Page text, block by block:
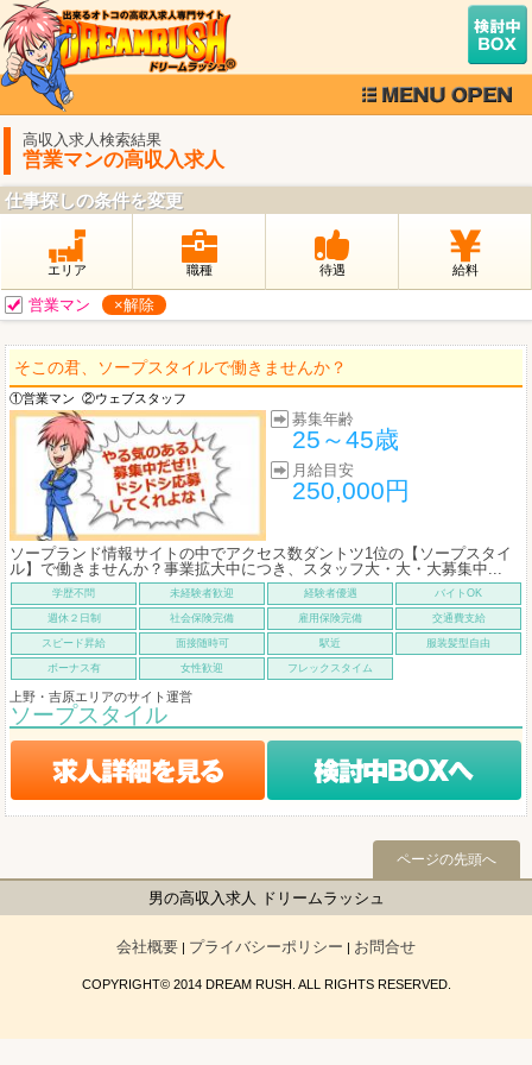
高収入求人検索結果
営業マンの高収入求人
仕事探しの条件を変更
エリア 職種 待遇 給料
営業マン ×解除
そこの君、ソープスタイルで働きませんか？
①営業マン ②ウェブスタッフ
募集年齢
25～45歳
月給目安
250,000円
ソープランド情報サイトの中でアクセス数ダントツ1位の【ソープスタイ
ル】で働きませんか？事業拡大中につき、スタッフ大・大・大募集中...
学歴不問 未経験者歓迎 経験者優遇 バイトOK
週休２日制 社会保険完備 雇用保険完備 交通費支給
スピード昇給 面接随時可 駅近 服装髪型自由
ボーナス有 女性歓迎 フレックスタイム
上野・吉原エリアのサイト運営
ソープスタイル
ページの先頭へ
男の高収入求人 ドリームラッシュ
会社概要 | プライバシーポリシー | お問合せ
COPYRIGHT© 2014 DREAM RUSH. ALL RIGHTS RESERVED.